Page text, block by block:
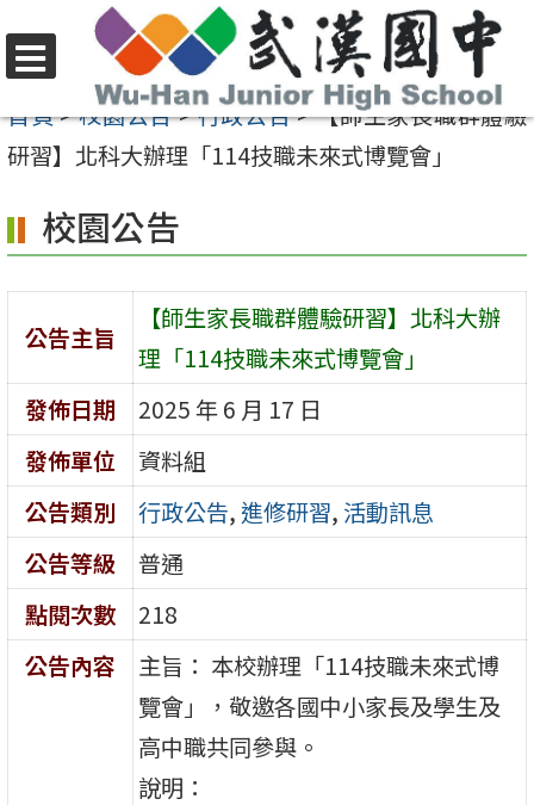
至
要
容
區
選
單
首頁>校園公告>行政公告>【師生家長職群體驗
研習】北科大辦理「114技職未來式博覽會」
校園公告
公告主旨
【師生家長職群體驗研習】北科大辦
理「114技職未來式博覽會」
發佈日期
2025 年 6 月 17 日
發佈單位
資料組
公告類別
行政公告,進修研習, 活動訊息
公告等級
普通
點閱次數
218
公告內容
主旨： 本校辦理「114技職未來式博
覽會」，敬邀各國中小家長及學生及
高中職共同參與。
說明：